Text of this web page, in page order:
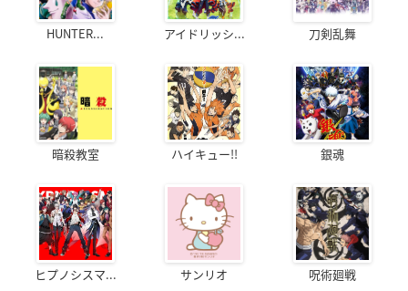
HUNTER... アイドリッシ... 刀剣乱舞
暗殺教室 ハイキュー!! 銀魂
ヒプノシスマ... サンリオ 呪術廻戦